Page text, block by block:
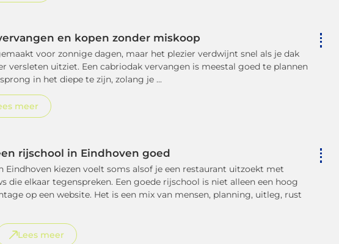
en kopen zonder miskoop
voor zonnige dagen, maar het plezier verdwijnt snel als je dak
versleten uitziet. Een cabriodak vervangen is meestal goed te plannen
in het diepe te zijn, zolang je ...
meer
rijschool in Eindhoven goed
Eindhoven kiezen voelt soms alsof je een restaurant uitzoekt met
die elkaar tegenspreken. Een goede rijschool is niet alleen een hoog
op een website. Het is een mix van mensen, planning, uitleg, rust
Lees meer